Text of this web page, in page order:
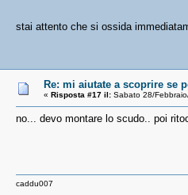
stai attento che si ossida
Re: mi aiutate a scoprire se
« Risposta #17 il: Sabato 28/
no... devo montare lo scudo.. poi
caddu007